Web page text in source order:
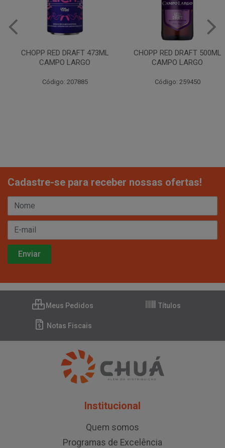
CHOPP RED DRAFT 473ML
CAMPO LARGO
Código: 207885
CHOPP RED DRAFT 500ML
CAMPO LARGO
Código: 259450
Cadastre-se para receber nossas ofertas!
Meus Pedidos Títulos
Notas Fiscais
Institucional
Quem somos
Programas de Excelência